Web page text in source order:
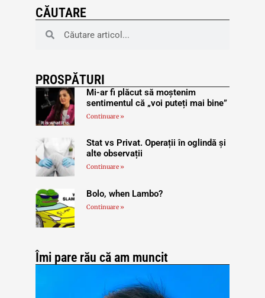
CĂUTARE
PROSPĂTURI
Mi-ar fi plăcut să moștenim
sentimentul că „voi puteți mai bine”
Continuare »
Stat vs Privat. Operații în oglindă și
alte observații
Continuare »
Bolo, when Lambo?
Continuare »
Îmi pare rău că am muncit